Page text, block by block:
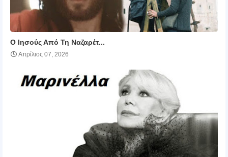
Ο Ιησούς Από Τη Ναζαρέτ...
Απρίλιος 07, 2026